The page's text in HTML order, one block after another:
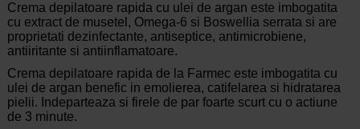
Crema depilatoare rapida cu ulei de argan este imbogatita
cu extract de musetel, Omega-6 si Boswellia serrata si are
proprietati dezinfectante, antiseptice, antimicrobiene,
antiiritante si antiinflamatoare.
Crema depilatoare rapida de la Farmec este imbogatita cu
ulei de argan benefic in emolierea, catifelarea si hidratarea
pielii. Indeparteaza si firele de par foarte scurt cu o actiune
de 3 minute.